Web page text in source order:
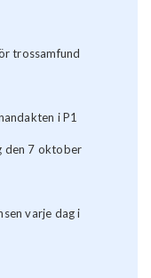
trossamfund
i P1
den 7 oktober
varje dag i